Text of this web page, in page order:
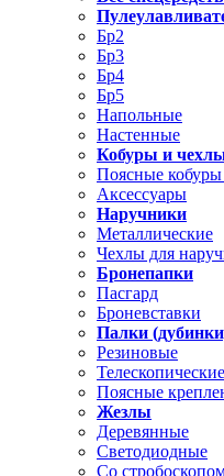
Бр2
Бр3
Бр4
Бр5
Напольные
Настенные
Кобуры и
Поясные
Аксессуары
Наручники
Металлические
Чехлы для
Бронепапки
Пасгард
Броневставки
Палки
Резиновые
Телескопические
Поясные
Жезлы
Деревянные
Светодиодные
Со